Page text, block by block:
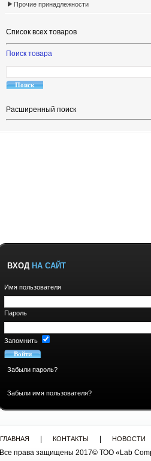
Прочие принадлежности
Список всех товаров
Поиск товара
Расширенный поиск
ВХОД НА САЙТ
Имя пользователя
Пароль
Запомнить
Забыли пароль?
Забыли имя пользователя?
ГЛАВНАЯ КОНТАКТЫ НОВОСТИ
Все права защищены 2017© ТОО «Lab